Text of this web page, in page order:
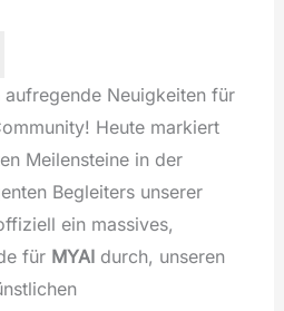
Neuigkeiten für
Heute markiert
Meilensteine in der
Begleiters unserer
ein massives,
für MYAIdurch, unseren